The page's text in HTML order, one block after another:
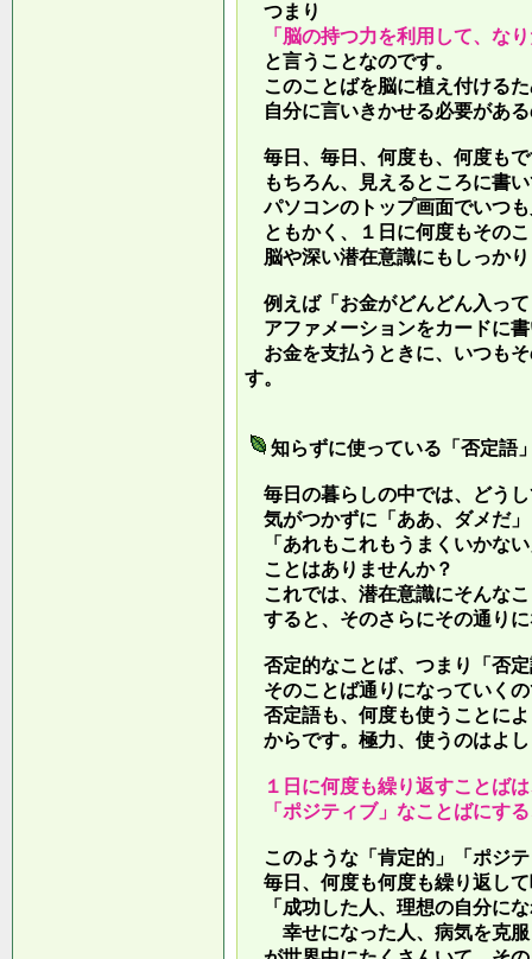
つまり
「脳の持つ力を利用して、な
と言うことなのです。
このことばを脳に植え付ける
自分に言いきかせる必要があ
毎日、毎日、何度も、何度も
もちろん、見えるところに書
パソコンのトップ画面でいつ
ともかく、１日に何度もその
脳や深い潜在意識にもしっか
例えば「お金がどんどん入っ
アファメーションをカードに
お金を支払うときに、いつも
す。
知らずに使っている「否定語
毎日の暮らしの中では、どう
気がつかずに「ああ、ダメだ
「あれもこれもうまくいかな
ことはありませんか？
これでは、潜在意識にそんな
すると、そのさらにその通り
否定的なことば、つまり「否
そのことば通りになっていく
否定語も、何度も使うことに
からです。極力、使うのはよ
１日に何度も繰り返すことば
「ポジティブ」なことばにす
このような「肯定的」「ポジ
毎日、何度も何度も繰り返し
「成功した人、理想の自分に
幸せになった人、病気を克服